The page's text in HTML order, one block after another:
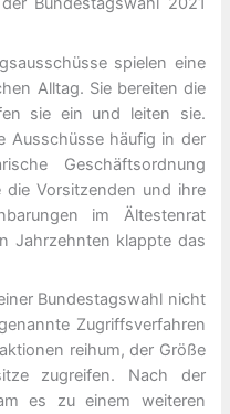
spielen eine
Alltag. Sie bereiten die
sie ein und leiten sie.
Ausschüsse häufig in der
Geschäftsordnung
Vorsitzenden und ihre
im Ältestenrat
Jahrzehnten klappte das
Bundestagswahl nicht
Zugriffsverfahren
reihum, der Größe
zugreifen. Nach der
es zu einem weiteren